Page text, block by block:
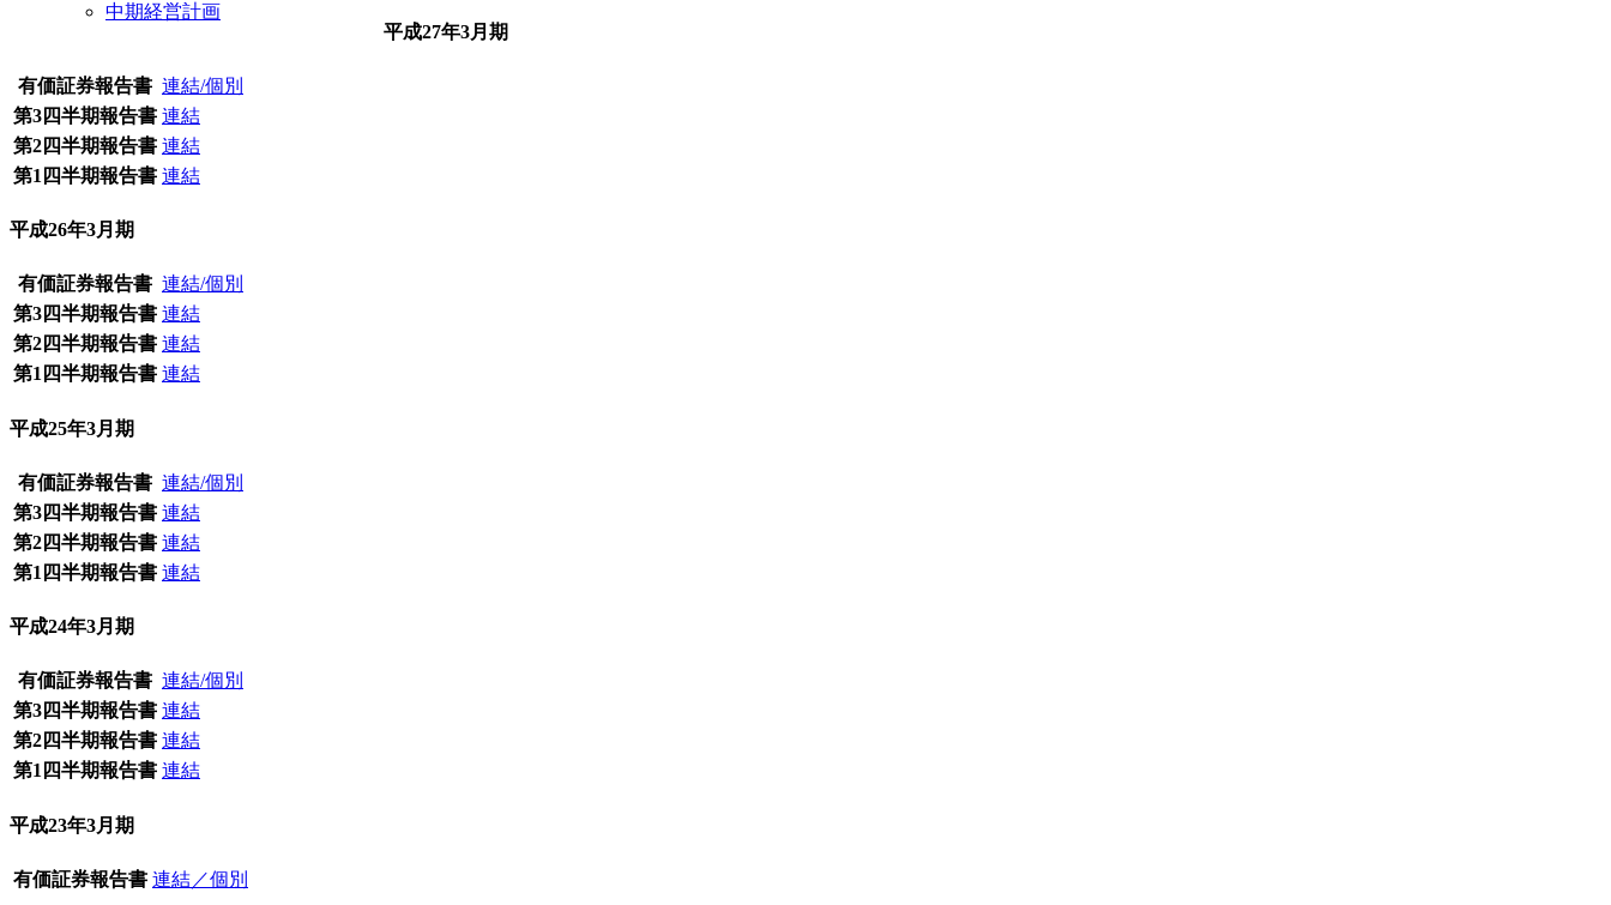
中期経営計画
平成27年3月期
有価証券報告書 連結/個別
第3四半期報告書 連結
第2四半期報告書 連結
第1四半期報告書 連結
平成26年3月期
有価証券報告書 連結/個別
第3四半期報告書 連結
第2四半期報告書 連結
第1四半期報告書 連結
平成25年3月期
有価証券報告書 連結/個別
第3四半期報告書 連結
第2四半期報告書 連結
第1四半期報告書 連結
平成24年3月期
有価証券報告書 連結/個別
第3四半期報告書 連結
第2四半期報告書 連結
第1四半期報告書 連結
平成23年3月期
有価証券報告書 連結／個別